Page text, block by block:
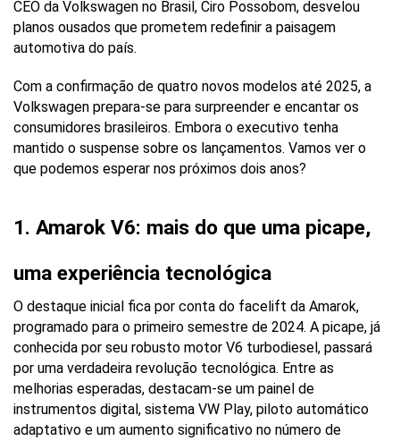
CEO da Volkswagen no Brasil, Ciro Possobom, desvelou
planos ousados que prometem redefinir a paisagem
automotiva do país.
Com a confirmação de quatro novos modelos até 2025, a
Volkswagen prepara-se para surpreender e encantar os
consumidores brasileiros. Embora o executivo tenha
mantido o suspense sobre os lançamentos. Vamos ver o
que podemos esperar nos próximos dois anos?
1. Amarok V6: mais do que uma picape,
uma experiência tecnológica
O destaque inicial fica por conta do facelift da Amarok,
programado para o primeiro semestre de 2024. A picape, já
conhecida por seu robusto motor V6 turbodiesel, passará
por uma verdadeira revolução tecnológica. Entre as
melhorias esperadas, destacam-se um painel de
instrumentos digital, sistema VW Play, piloto automático
adaptativo e um aumento significativo no número de